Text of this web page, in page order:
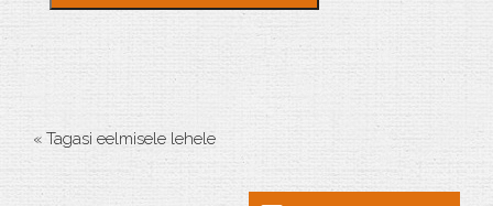
« Tagasi eelmisele lehele